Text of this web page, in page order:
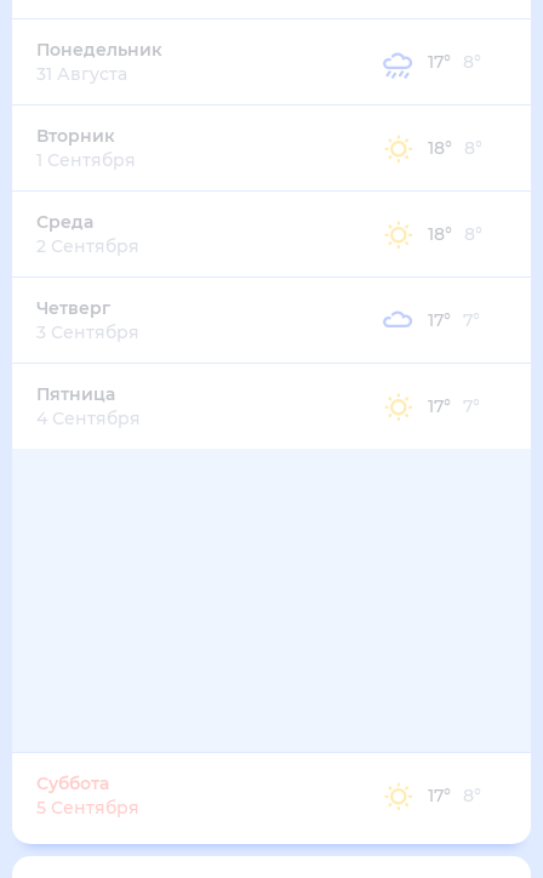
Понедельник
31 Августа
17° 8°
Вторник
1 Сентября
18° 8°
Среда
2 Сентября
18° 8°
Четверг
3 Сентября
17° 7°
Пятница
4 Сентября
17° 7°
Суббота
5 Сентября
17° 8°